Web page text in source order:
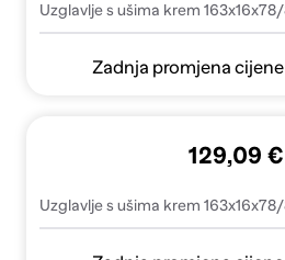
Zadnja promjena cijene
129,09 €